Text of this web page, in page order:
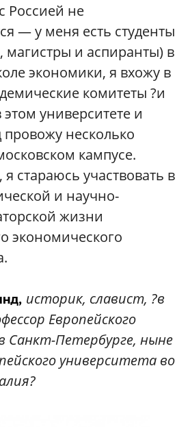
Россией не
— у меня есть студенты
магистры и аспиранты) в
экономики, я вхожу в
комитеты ?и
университете и
несколько
кампусе.
я стараюсь участвовать в
и научно-
жизни
экономического
историк, славист, ?в
Европейского
Санкт-Петербурге, ныне
университета во